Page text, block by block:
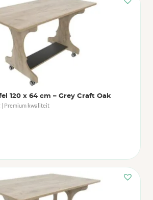
120 x 64 cm – Grey Craft Oak
| Premium kwaliteit